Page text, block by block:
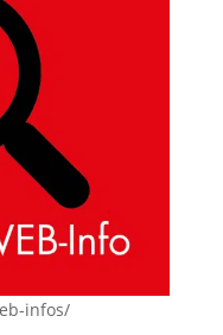
infos/